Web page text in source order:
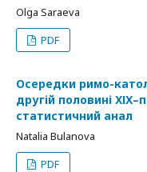
Olga Saraeva
PDF
Осередки римо-
другій половині
статистичний анал
Natalia Bulanova
PDF